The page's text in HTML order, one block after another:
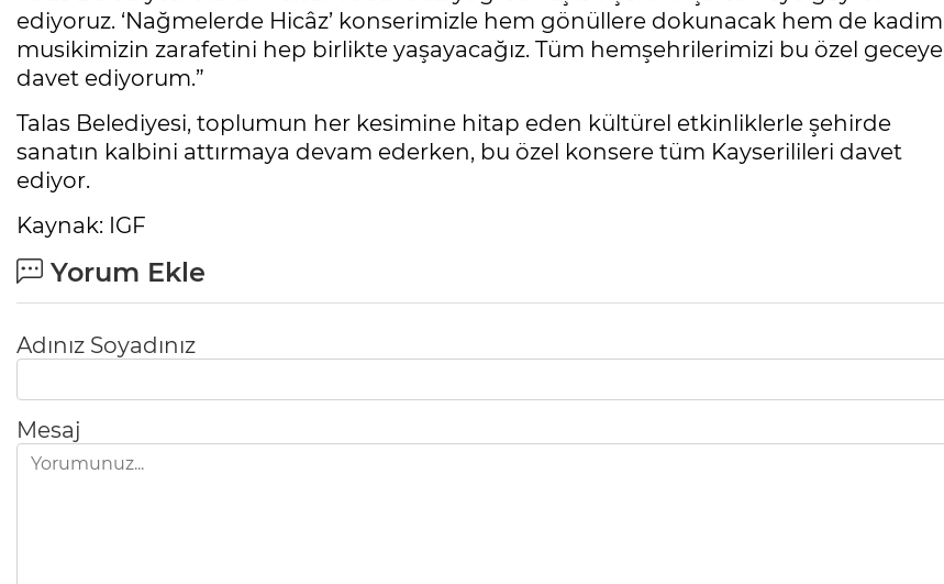
ediyoruz. ‘Nağmelerde Hicâz’ konserimizle hem gönüllere dokunacak hem de kadim
musikimizin zarafetini hep birlikte yaşayacağız. Tüm hemşehrilerimizi bu özel geceye
davet ediyorum.”
Talas Belediyesi, toplumun her kesimine hitap eden kültürel etkinliklerle şehirde
sanatın kalbini attırmaya devam ederken, bu özel konsere tüm Kayserilileri davet
ediyor.
Kaynak: IGF
Yorum Ekle
Adınız Soyadınız
Mesaj